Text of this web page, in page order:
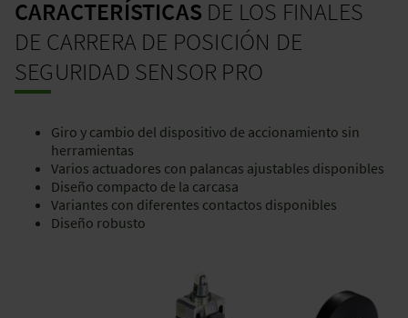
CARACTERÍSTICAS DE LOS FINALES
DE CARRERA DE POSICIÓN DE
SEGURIDAD SENSOR PRO
Giro y cambio del dispositivo de accionamiento sin
herramientas
Varios actuadores con palancas ajustables disponibles
Diseño compacto de la carcasa
Variantes con diferentes contactos disponibles
Diseño robusto